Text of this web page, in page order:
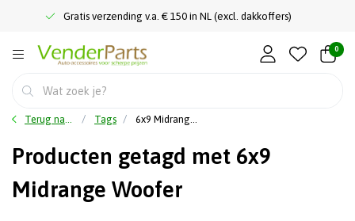
Gratis verzending v.a. € 150 in NL (excl. dakkoffers)
0
Terug naar home Tags 6x9 Midrange Woofer
Producten getagd met 6x9
Midrange Woofer